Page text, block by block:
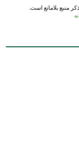
منبع بلامانع است.